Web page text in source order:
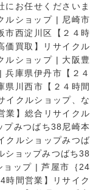
にお任せくださいま
ルショップ | 尼崎市
市西淀川区【２４時
価買取】リサイクル
ルショップ | 大阪豊
|兵庫県伊丹市【２４
県川西市【２４時間
イクルショップ、な
業】総合リサイクル
プみつばち38尼崎本
クルショップみつば
ショップみつばち38
ョップ |芦屋市｛24
時間営業】リサイク